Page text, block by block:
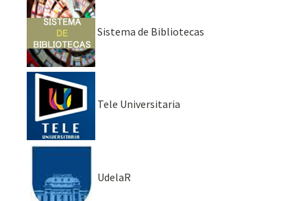
Sistema de Bibliotecas
Tele Universitaria
UdelaR